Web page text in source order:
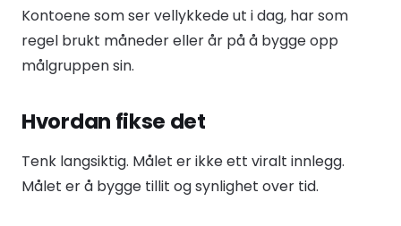
Kontoene som ser vellykkede ut i dag, har som
regel brukt måneder eller år på å bygge opp
målgruppen sin.
Hvordan fikse det
Tenk langsiktig. Målet er ikke ett viralt innlegg.
Målet er å bygge tillit og synlighet over tid.